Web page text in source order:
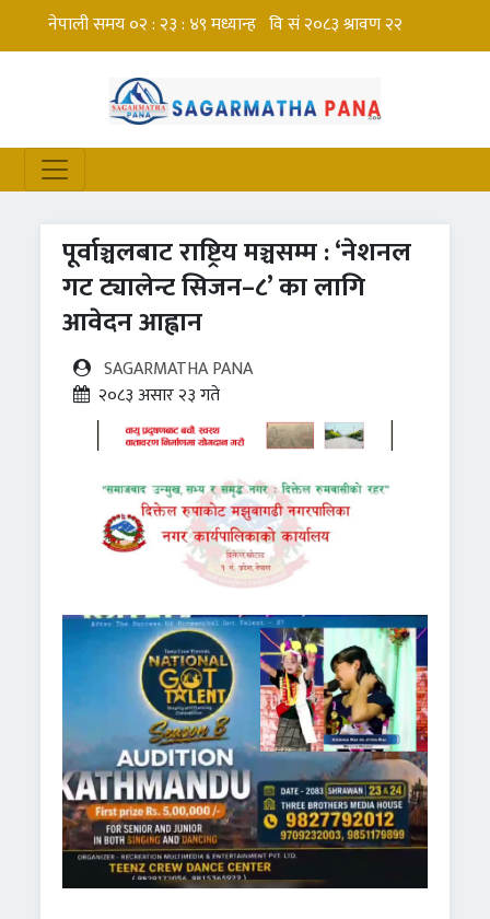
पूर्वाञ्चलबाट राष्ट्रिय मञ्चसम्म : ‘नेशनल
गट ट्यालेन्ट सिजन–८’ का लागि
आवेदन आह्वान
SAGARMATHA PANA
२०८३ असार २३ गते